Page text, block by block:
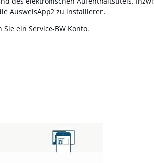
AusweisApp2 zu installieren.
ein Service-BW Konto.